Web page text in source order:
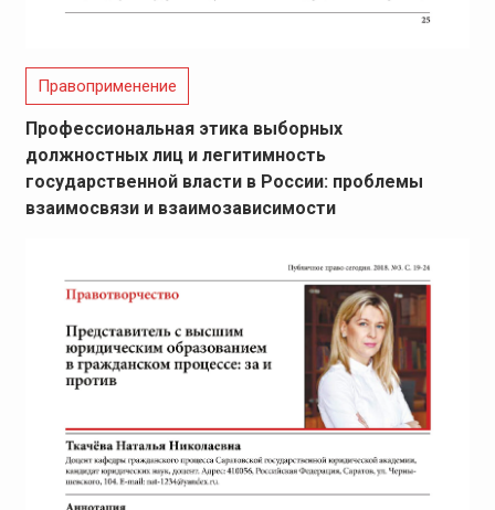
Правоприменение
Профессиональная этика выборных
должностных лиц и легитимность
государственной власти в России: проблемы
взаимосвязи и взаимозависимости